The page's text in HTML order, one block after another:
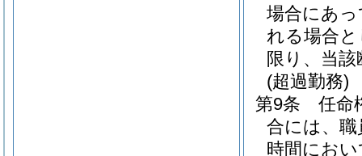
場合にあ
れる場合
限り、当
(超過勤務)
第9条
任命
合には、
時間にお